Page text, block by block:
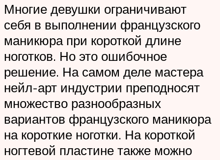
Многие девушки ограничивают
себя в выполнении французского
маникюра при короткой длине
ноготков. Но это ошибочное
решение. На самом деле мастера
нейл-арт индустрии преподносят
множество разнообразных
вариантов французского маникюра
на короткие ноготки. На короткой
ногтевой пластине также можно